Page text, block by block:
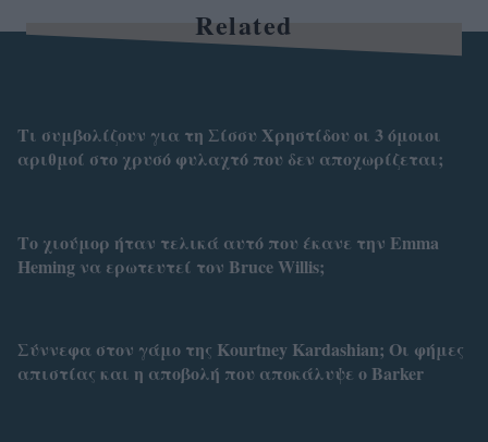
Related
Τι συμβολίζουν για τη Σίσσυ Χρηστίδου οι 3 όμοιοι
αριθμοί στο χρυσό φυλαχτό που δεν αποχωρίζεται;
Το χιούμορ ήταν τελικά αυτό που έκανε την Emma
Heming να ερωτευτεί τον Bruce Willis;
Σύννεφα στον γάμο της Kourtney Kardashian; Οι φήμες
απιστίας και η αποβολή που αποκάλυψε ο Barker